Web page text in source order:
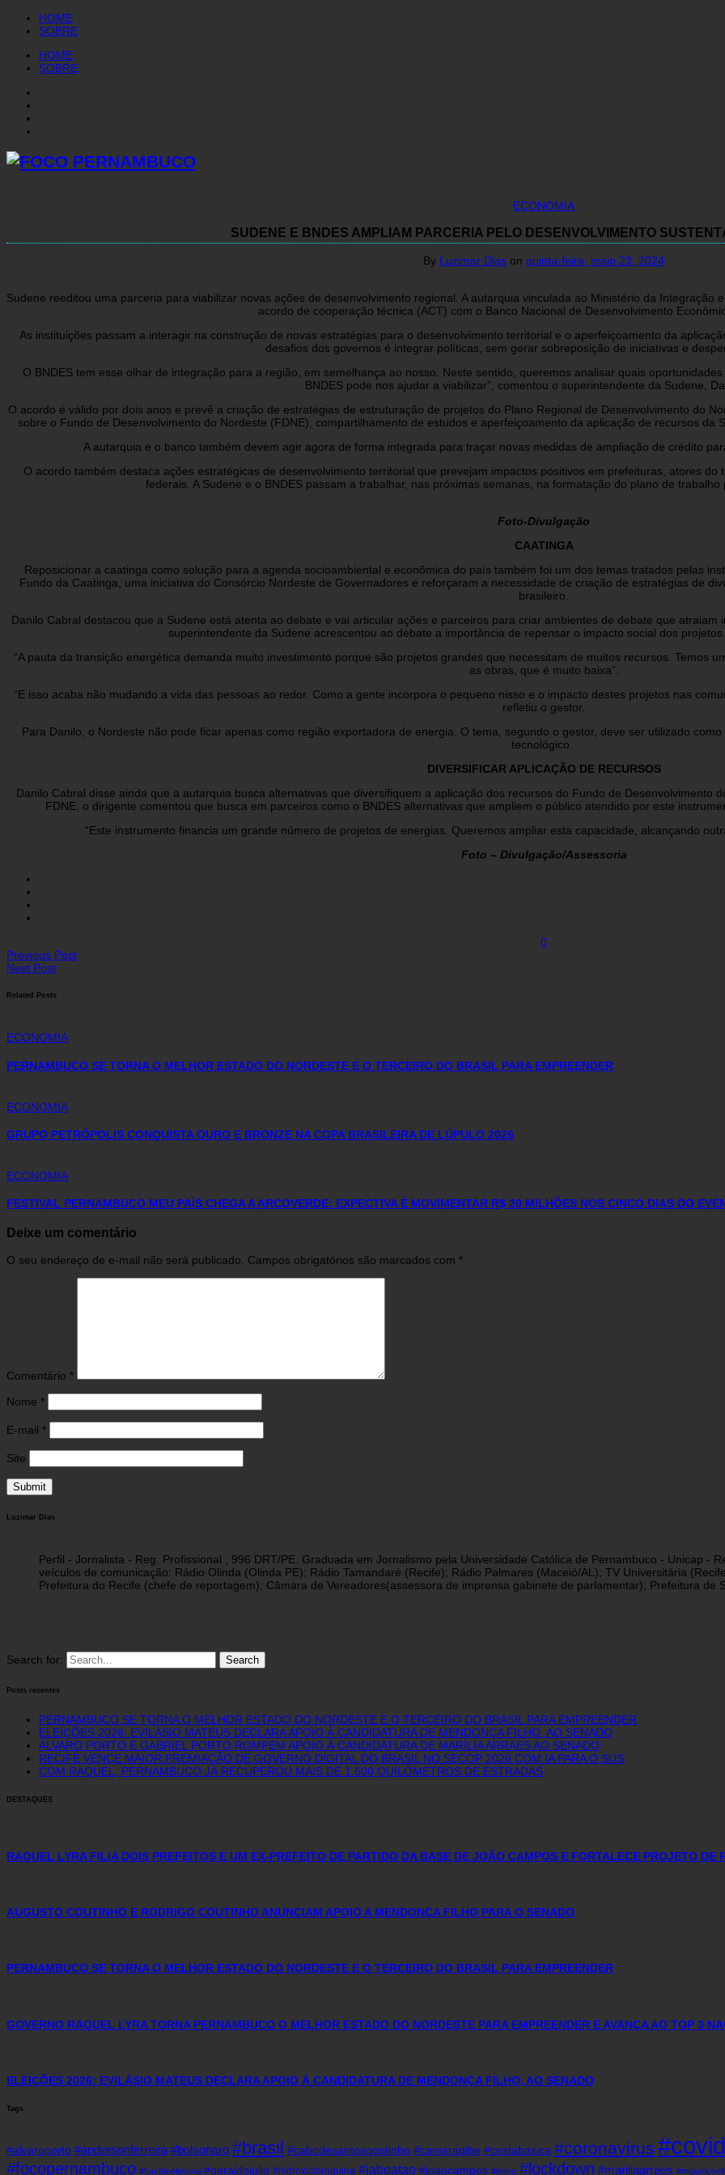
HOME
SOBRE
HOME
SOBRE
ECONOMIA
SUDENE E BNDES AMPLIAM PARCERIA PELO DESENVOLVIMENTO
By Luzimar Dias on quinta-feira, maio 23, 2024
Sudene reeditou uma parceria para viabilizar novas ações de desenvolvimento regional. A autarquia vinculada ao Ministério da
acordo de cooperação técnica (ACT) com o Banco Nacional de Desenvolvimento
As instituições passam a interagir na construção de novas estratégias para o desenvolvimento territorial e o aperfeiçoamento da
desafios dos governos é integrar políticas, sem gerar sobreposição de iniciativas e
O BNDES tem esse olhar de integração para a região, em semelhança ao nosso. Neste sentido, queremos analisar quais
BNDES pode nos ajudar a viabilizar”, comentou o superintendente da Sudene,
O acordo é válido por dois anos e prevê a criação de estratégias de estruturação de projetos do Plano Regional de Desenvolvimento do
sobre o Fundo de Desenvolvimento do Nordeste (FDNE), compartilhamento de estudos e aperfeiçoamento da aplicação de recursos
A autarquia e o banco também devem agir agora de forma integrada para traçar novas medidas de ampliação de crédito
O acordo também destaca ações estratégicas de desenvolvimento territorial que prevejam impactos positivos em prefeituras, atores
federais. A Sudene e o BNDES passam a trabalhar, nas próximas semanas, na formatação do plano de
Foto-Divulgação
CAATINGA
Reposicionar a caatinga como solução para a agenda socioambiental e econômica do país também foi um dos temas tratados pelas
Fundo da Caatinga, uma iniciativa do Consórcio Nordeste de Governadores e reforçaram a necessidade de criação de estratégias de
brasileiro.
Danilo Cabral destacou que a Sudene está atenta ao debate e vai articular ações e parceiros para criar ambientes de debate que
superintendente da Sudene acrescentou ao debate a importância de repensar o impacto social dos
“A pauta da transição energética demanda muito investimento porque são projetos grandes que necessitam de muitos recursos. Temos
as obras, que é muito baixa”.
“E isso acaba não mudando a vida das pessoas ao redor. Como a gente incorpora o pequeno nisso e o impacto destes projetos nas
refletiu o gestor.
Para Danilo, o Nordeste não pode ficar apenas como região exportadora de energia. O tema, segundo o gestor, deve ser utilizado
tecnológico.
DIVERSIFICAR APLICAÇÃO DE RECURSOS
Danilo Cabral disse ainda que a autarquia busca alternativas que diversifiquem a aplicação dos recursos do Fundo de Desenvolvimento
FDNE, o dirigente comentou que busca em parceiros como o BNDES alternativas que ampliem o público atendido por este
“Este instrumento financia um grande número de projetos de energias. Queremos ampliar esta capacidade, alcançando
Foto – Divulgação/Assessoria
0
Previous Post
Next Post
Related Posts
ECONOMIA
PERNAMBUCO SE TORNA O MELHOR ESTADO DO NORDESTE E O TERCEIRO DO BRASIL PARA EMPREENDER
ECONOMIA
GRUPO PETRÓPOLIS CONQUISTA OURO E BRONZE NA COPA BRASILEIRA DE LÚPULO 2026
ECONOMIA
FESTIVAL PERNAMBUCO MEU PAÍS CHEGA A ARCOVERDE: EXPECTIVA É MOVIMENTAR R$ 20 MILHÕES NOS CINCO DIAS DO
Deixe um comentário
O seu endereço de e-mail não será publicado. Campos obrigatórios são marcados com *
Comentário *
Nome *
E-mail *
Site
Luzimar Dias
Perfil - Jornalista - Reg. Profissional , 996 DRT/PE. Graduada em Jornalismo pela Universidade Católica de Pernambuco - Unicap
veículos de comunicação: Rádio Olinda (Olinda PE); Rádio Tamandaré (Recife); Rádio Palmares (Maceió/AL); TV Universitária
Prefeitura do Recife (chefe de reportagem); Câmara de Vereadores(assessora de imprensa gabinete de parlamentar); Prefeitura
Search for:
Posts recentes
PERNAMBUCO SE TORNA O MELHOR ESTADO DO NORDESTE E O TERCEIRO DO BRASIL PARA EMPREENDER
ELEIÇÕES 2026: EVILÁSIO MATEUS DECLARA APOIO À CANDIDATURA DE MENDONÇA FILHO, AO SENADO
ÁLVARO PORTO E GABRIEL PORTO ROMPEM APOIO À CANDIDATURA DE MARÍLIA ARRAES AO SENADO
RECIFE VENCE MAIOR PREMIAÇÃO DE GOVERNO DIGITAL DO BRASIL NO SECOP 2026 COM IA PARA O SUS
COM RAQUEL, PERNAMBUCO JÁ RECUPEROU MAIS DE 1.600 QUILÔMETROS DE ESTRADAS
DESTAQUES
RAQUEL LYRA FILIA DOIS PREFEITOS E UM EX-PREFEITO DE PARTIDO DA BASE DE JOÃO CAMPOS E FORTALECE PROJETO DE
AUGUSTO COUTINHO E RODRIGO COUTINHO ANUNCIAM APOIO A MENDONÇA FILHO PARA O SENADO
PERNAMBUCO SE TORNA O MELHOR ESTADO DO NORDESTE E O TERCEIRO DO BRASIL PARA EMPREENDER
GOVERNO RAQUEL LYRA TORNA PERNAMBUCO O MELHOR ESTADO DO NORDESTE PARA EMPREENDER E AVANÇA AO TOP 3
ELEIÇÕES 2026: EVILÁSIO MATEUS DECLARA APOIO À CANDIDATURA DE MENDONÇA FILHO, AO SENADO
Tags
#alvaroporto #andersonferreira #bolsonaro #brasil #cabodesantoagostinho #camaragibe #cestabasica #coronavirus
#focopernambuco #fundaoeleitoral #geraldojulio #hidroxicloroquina #jaboatao #joaocampos #leitos #lockdown #mariliaarraes